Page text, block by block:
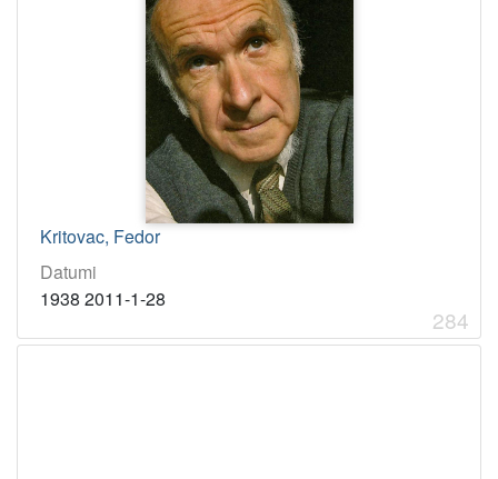
Kritovac, Fedor
Datumi
1938 2011-1-28
284